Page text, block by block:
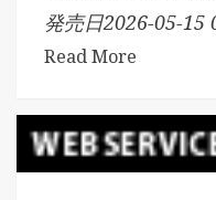
発売日2026-05-15
Read More